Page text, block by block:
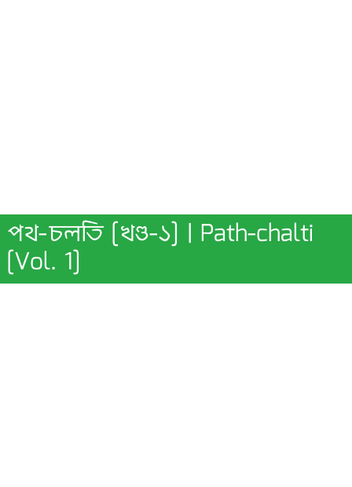
পথ-চলতি [খণ্ড-১] | Path-chalti
[Vol. 1]